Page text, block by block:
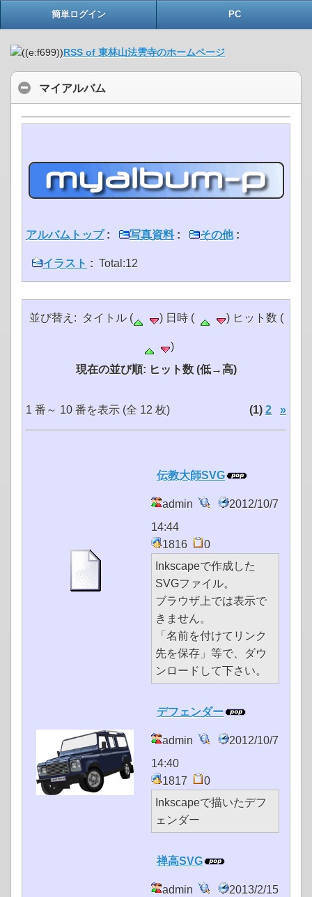
簡単ログイン PC
RSS of 東林山法雲寺のホームページ
マイアルバム
アルバムトップ: 写真資料: その他:
イラスト : Total:12
並び替え: タイトル ( ) 日時 ( ) ヒット数 (
)
現在の並び順: ヒット数 (低→高)
1 番～ 10 番を表示 (全 12 枚) (1) 2 »
伝教大師SVG
admin
2012/10/7
14:44
1816
0
Inkscapeで作成した
SVGファイル。
ブラウザ上では表示で
きません。
「名前を付けてリンク
先を保存」等で、ダウ
ンロードして下さい。
デフェンダー
admin
2012/10/7
14:40
1817
0
Inkscapeで描いたデフ
ェンダー
禅高SVG
admin
2013/2/15